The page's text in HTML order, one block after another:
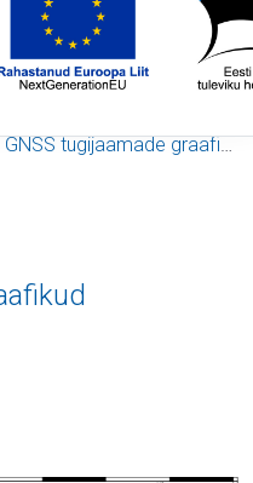
GNSS tugijaamade graafikud